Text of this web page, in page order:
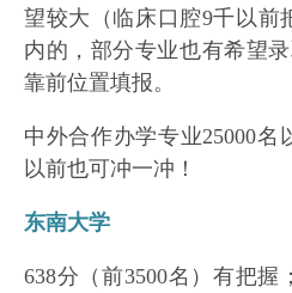
望较大（临床口腔9千以前
内的，部分专业也有希望
靠前位置填报。
中外合作办学专业25000名
以前也可冲一冲！
东南大学
638分（前3500名）有把握